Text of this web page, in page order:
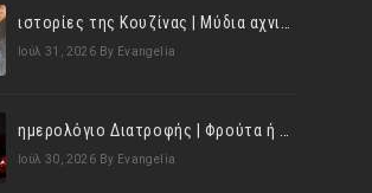
ιστορίες της Κουζίνας | Μύδια αχνιστά σβησμένα με λευκό κρασί!
Ιούλ 31, 2026 By Evangelia
ημερολόγιο Διατροφής | Φρούτα ή λαχανικά; Γνωρίζεις τη διαφορά;
Ιούλ 30, 2026 By Evangelia